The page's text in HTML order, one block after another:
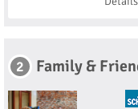
2 Family &